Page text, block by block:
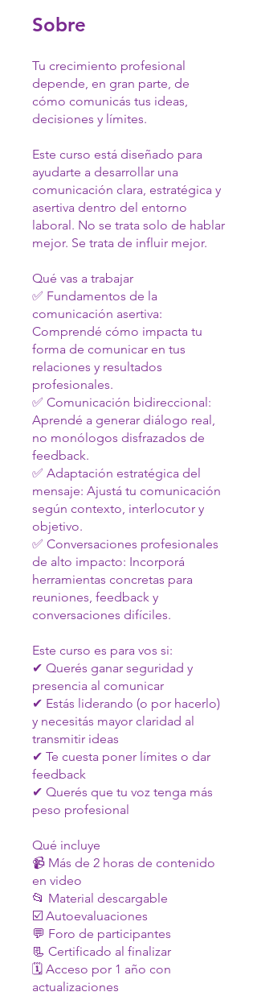
Sobre
Tu crecimiento profesional
depende, en gran parte, de
cómo comunicás tus ideas,
decisiones y límites.
Este curso está diseñado para
ayudarte a desarrollar una
comunicación clara, estratégica y
asertiva dentro del entorno
laboral. No se trata solo de hablar
mejor. Se trata de influir mejor.
Qué vas a trabajar
✅ Fundamentos de la
comunicación asertiva:
Comprendé cómo impacta tu
forma de comunicar en tus
relaciones y resultados
profesionales.
✅ Comunicación bidireccional:
Aprendé a generar diálogo real,
no monólogos disfrazados de
feedback.
✅ Adaptación estratégica del
mensaje: Ajustá tu comunicación
según contexto, interlocutor y
objetivo.
✅ Conversaciones profesionales
de alto impacto: Incorporá
herramientas concretas para
reuniones, feedback y
conversaciones difíciles.
Este curso es para vos si:
✔ Querés ganar seguridad y
presencia al comunicar
✔ Estás liderando (o por hacerlo)
y necesitás mayor claridad al
transmitir ideas
✔ Te cuesta poner límites o dar
feedback
✔ Querés que tu voz tenga más
peso profesional
Qué incluye
📹 Más de 2 horas de contenido
en video
📂 Material descargable
☑️ Autoevaluaciones
💬 Foro de participantes
📃 Certificado al finalizar
🗓️ Acceso por 1 año con
actualizaciones